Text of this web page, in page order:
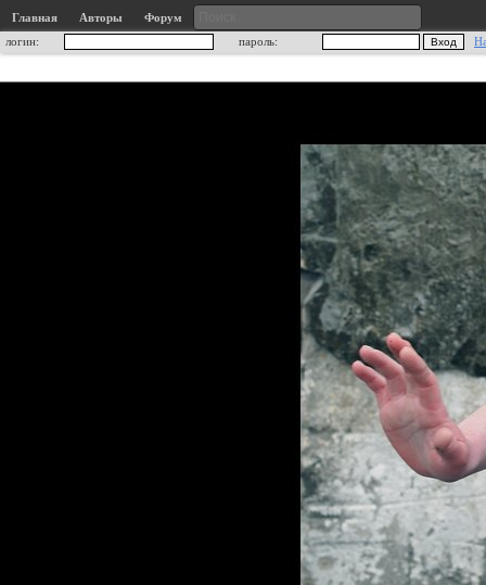
Главная Авторы
Форум
логин:
пароль: